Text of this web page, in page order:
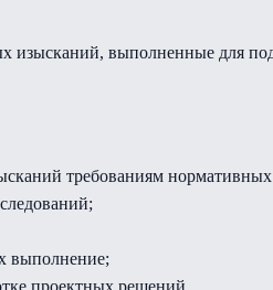
изысканий, выполненные для
требованиям
выполнение;
проектных решений.